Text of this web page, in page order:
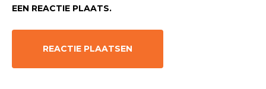
EEN REACTIE PLAATS.